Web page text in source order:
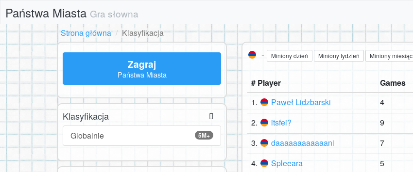
Państwa Miasta Gra słowna
Strona główna
Klasyfikacja
- Miniony dzień Miniony tydzień Miniony miesiąc
# Player Games
1.
Paweł Lidzbarski 4
2. itsfei? 9
3. daaaaaaaaaaaani 7
4. Spleeara 5
Zagraj
Państwa Miasta
Klasyfikacja
5M+
Globalnie